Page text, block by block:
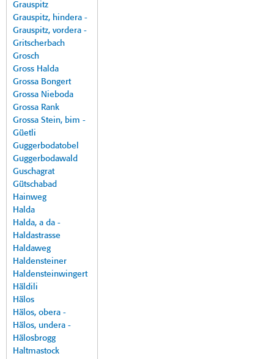
Grauspitz
Grauspitz, hindera -
Grauspitz, vordera -
Gritscherbach
Grosch
Gross Halda
Grossa Bongert
Grossa Nieboda
Grossa Rank
Grossa Stein, bim -
Güetli
Guggerbodatobel
Guggerbodawald
Guschagrat
Gütschabad
Hainweg
Halda
Halda, a da -
Haldastrasse
Haldaweg
Haldensteiner
Haldensteinwingert
Häldili
Hälos
Hälos, obera -
Hälos, undera -
Hälosbrogg
Haltmastock